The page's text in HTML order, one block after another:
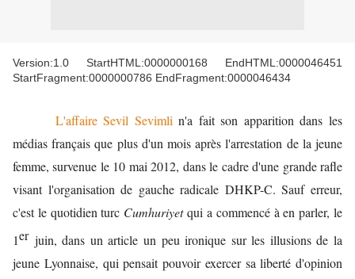
Version:1.0 StartHTML:0000000168 EndHTML:0000046451
StartFragment:0000000786 EndFragment:0000046434
L'affaire Sevil Sevimli n'a fait son apparition dans les
médias français que plus d'un mois après l'arrestation de la jeune
femme, survenue le 10 mai 2012, dans le cadre d'une grande rafle
visant l'organisation de gauche radicale DHKP-C. Sauf erreur,
c'est le quotidien turc Cumhuriyet qui a commencé à en parler, le
1er juin, dans un article un peu ironique sur les illusions de la
jeune Lyonnaise, qui pensait pouvoir exercer sa liberté d'opinion